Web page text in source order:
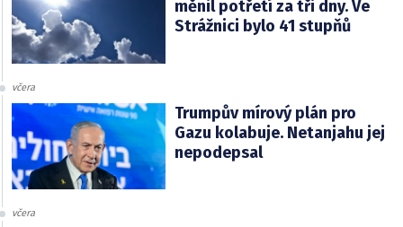
měnil potřetí za tři dny. Ve
Strážnici bylo 41 stupňů
včera
Trumpův mírový plán pro
Gazu kolabuje. Netanjahu jej
nepodepsal
včera